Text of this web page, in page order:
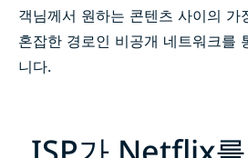
객님께서 원하는 콘텐츠 사이의 가
혼잡한 경로인 비공개 네트워크를
니다.